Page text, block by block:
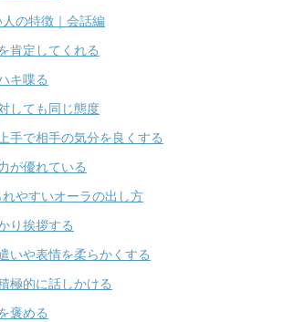
の特徴｜会話編
肯定してくれる
キ喋る
しても同じ態度
手で相手の気分を良くする
が優れている
やすいオーラの出し方
り挨拶する
いや表情を柔らかくする
極的に話しかける
褒める